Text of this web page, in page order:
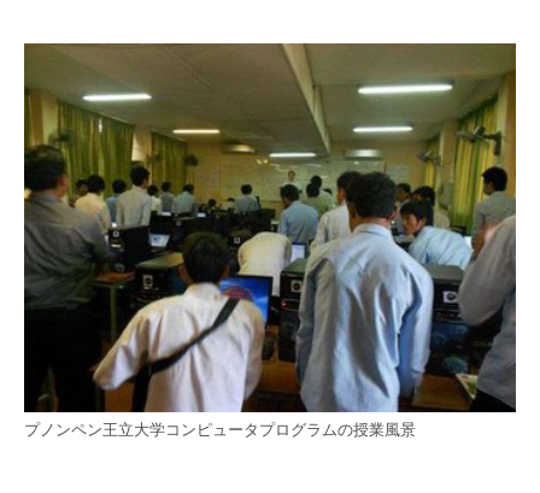
プノンペン王立大学コンピュータプログラムの授業風景